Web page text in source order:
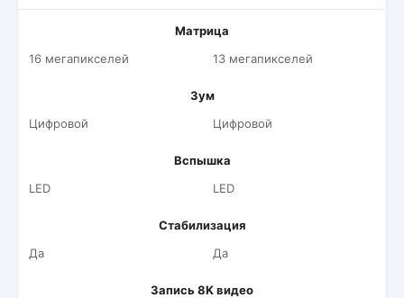
Матрица
16 мегапикселей
13 мегапикселей
Зум
Цифровой
Цифровой
Вспышка
LED
LED
Стабилизация
Да
Да
Запись 8K видео